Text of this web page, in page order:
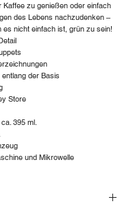
Kaffee zu genießen oder einfach
des Lebens nachzudenken –
es nicht einfach ist, grün zu sein!
der Basis
Store
395 ml.
und Mikrowelle